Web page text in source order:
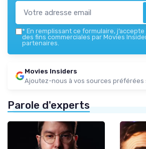
* En remplissant ce formulaire,
des fins commerciales par Movies
partenaires.
Movies Insiders
Ajoutez-nous à vos sources préférées
Parole d'experts